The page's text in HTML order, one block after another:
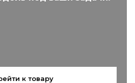
к товару